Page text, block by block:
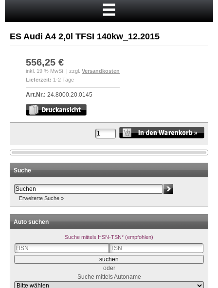
Neukunde?
Kasse
Anmelden
ES Audi A4 2,0l TFSI 140kw_12.2015
556,25 €
inkl. 19 % MwSt. | zzgl. Versandkosten
Lieferzeit: 1-2 Tage
Art.Nr.: 24.8000.20.0145
Suche
Erweiterte Suche »
Auto suchen
Suche mittels HSN-TSN* (empfohlen)
oder
Suche mittels Autoname